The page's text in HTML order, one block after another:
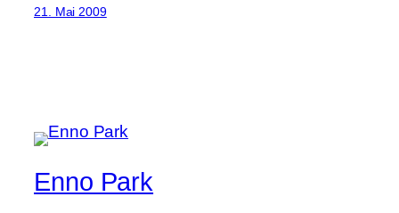
21. Mai 2009
Enno Park